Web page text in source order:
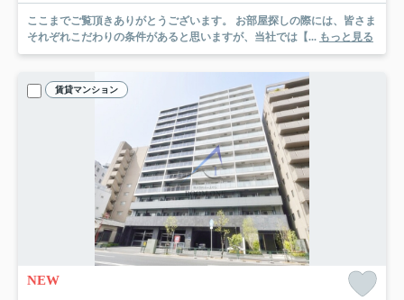
ここまでご覧頂きありがとうございます。 お部屋探しの際には、皆さま
それぞれこだわりの条件があると思いますが、当社では【... もっと見る
賃貸マンション
NEW